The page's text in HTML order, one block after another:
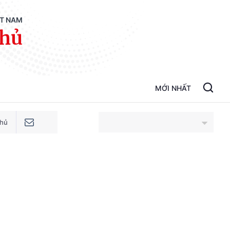
NAM
MỚI NHẤT